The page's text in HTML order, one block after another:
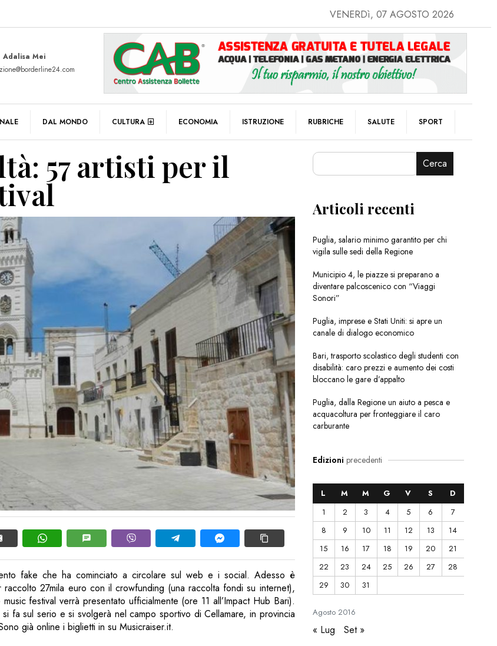
VENERDì, 07 AGOSTO 2026
Adalisa Mei
DAL MONDO CULTURA ECONOMIA ISTRUZIONE RUBRICHE SALUTE SPORT
57 artisti per il
fake che ha cominciato a circolare sul web e i social. Adesso è
27mila euro con il crowfunding (una raccolta fondi su internet),
festival verrà presentato ufficialmente (ore 11 all’Impact Hub Bari).
fa sul serio e si svolgerà nel campo sportivo di Cellamare, in provincia
già online i biglietti in su Musicraiser.it.
Cerca
Articoli recenti
Puglia, salario minimo garantito per chi
vigila sulle sedi della Regione
Municipio 4, le piazze si preparano a
diventare palcoscenico con “Viaggi
Sonori”
Puglia, imprese e Stati Uniti: si apre un
canale di dialogo economico
Bari, trasporto scolastico degli studenti con
disabilità: caro prezzi e aumento dei costi
bloccano le gare d’appalto
Puglia, dalla Regione un aiuto a pesca e
acquacoltura per fronteggiare il caro
carburante
Edizioni precedenti
Agosto2016
L M M G V S
D
1
2 3 4 5 6
7
8
9 10 11 12 13
14
15
16 17 18 19 20
21
22
23 24 25 26 27
28
29
30 31
« Lug Set »